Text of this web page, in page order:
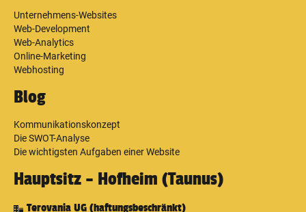
Unternehmens-Websites
Web-Development
Web-Analytics
Online-Marketing
Webhosting
Blog
Kommunikationskonzept
Die SWOT-Analyse
Die wichtigsten Aufgaben einer Website
Hauptsitz – Hofheim (Taunus)
Terovania UG (haftungsbeschränkt)